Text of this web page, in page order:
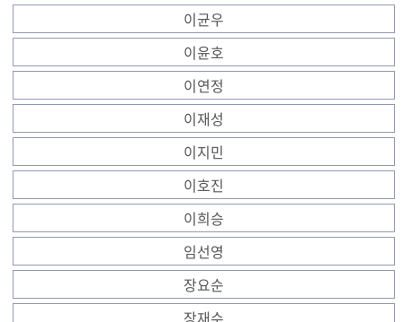
이균우
이윤호
이연정
이재성
이지민
이호진
이희승
임선영
장요순
장재수